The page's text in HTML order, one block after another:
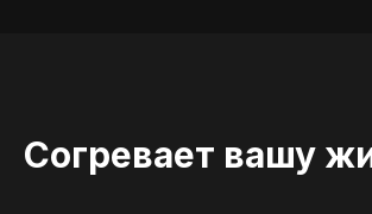
Согревает вашу